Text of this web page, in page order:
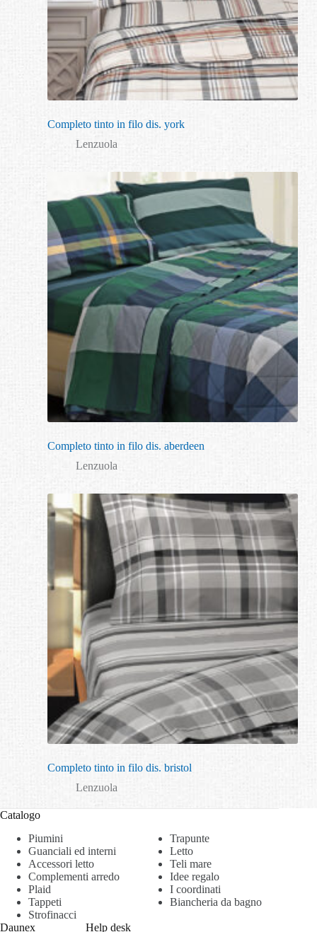
Completo tinto in filo dis. york
Lenzuola
Completo tinto in filo dis. aberdeen
Lenzuola
Completo tinto in filo dis. bristol
Lenzuola
Catalogo
Piumini
Trapunte
Guanciali ed interni
Letto
Accessori letto
Teli mare
Complementi arredo
Idee regalo
Plaid
I coordinati
Tappeti
Biancheria da bagno
Strofinacci
Daunex
Help desk